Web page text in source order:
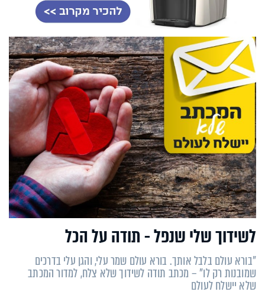
לשידוך שלי שנפל - תודה על הכל
"בורא עולם בלבל אותך. בורא עולם שמר עלי, והגן עלי בדרכים
שמובנות רק לו" – מכתב תודה לשידוך שלא צלח, למדור המכתב
שלא יישלח לעולם